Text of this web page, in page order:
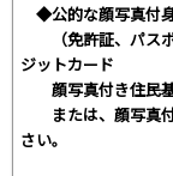
◆公的な顔写真付
（免許証、パスポ
ジットカード
顔写真付き住民基
または、顔写真付
さい。